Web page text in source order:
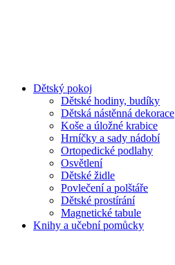
Dětský pokoj
Dětské hodiny, budíky
Dětská nástěnná dekorace
Koše a úložné krabice
Hrníčky a sady nádobí
Ortopedické podlahy
Osvětlení
Dětské židle
Povlečení a polštáře
Dětské prostírání
Magnetické tabule
Knihy a učební pomůcky